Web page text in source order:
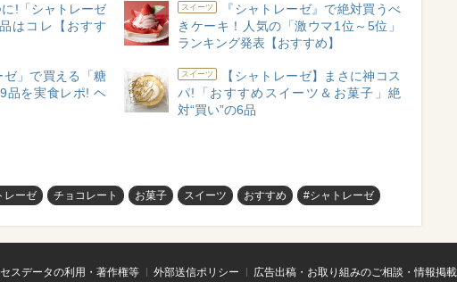
!「シャトレーゼ
はコレ【おすす
スイーツ
『シャトレーゼ』で絶対買うべ
きケーキ！人気の「激ウマ1位～5位」
ランキング発表【おすすめ】
ゼ」で買える「糖
品を実食レポ! ヘ
スイーツ
【シャトレーゼ】まさに神コス
パ!「おすすめスイーツ＆お菓子」絶
対“買い”の6品
レーゼ チョコレート お菓子 スイーツ おすすめ #シャトレーゼ
スデータの利用・著作権等 外部送信ポリシー 広告出稿・お取り組みのご相談・情報掲